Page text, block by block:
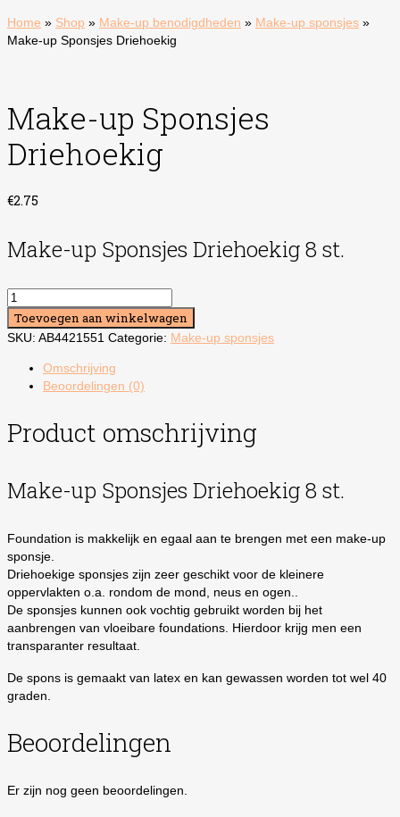
Home » Shop » Make-up benodigdheden » Make-up sponsjes »
Make-up Sponsjes Driehoekig
Make-up Sponsjes
Driehoekig
€2.75
Make-up Sponsjes Driehoekig 8 st.
Make-
up
Sponsjes
aantal
Toevoegen aan winkelwagen
SKU: AB4421551 Categorie: Make-up sponsjes
Omschrijving
Beoordelingen (0)
Product omschrijving
Make-up Sponsjes Driehoekig 8 st.
Foundation is makkelijk en egaal aan te brengen met een make-up
sponsje.
Driehoekige sponsjes zijn zeer geschikt voor de kleinere
oppervlakten o.a. rondom de mond, neus en ogen..
De sponsjes kunnen ook vochtig gebruikt worden bij het
aanbrengen van vloeibare foundations. Hierdoor krijg men een
transparanter resultaat.
De spons is gemaakt van latex en kan gewassen worden tot wel 40
graden.
Beoordelingen
Er zijn nog geen beoordelingen.